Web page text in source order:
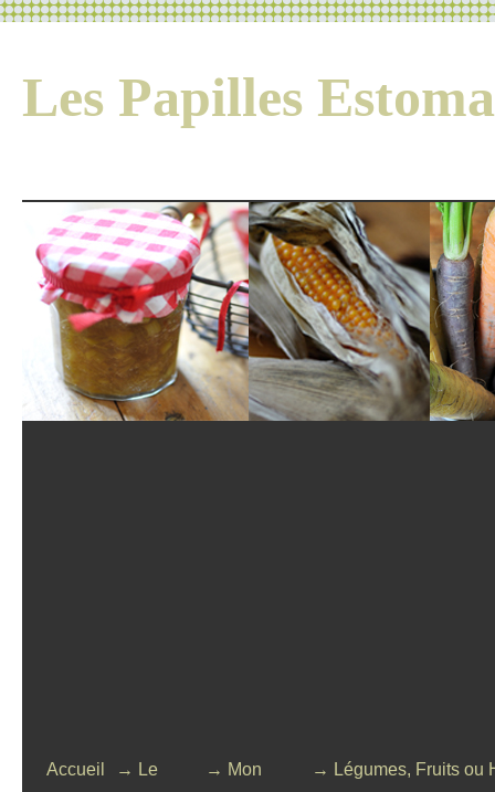
Les Papilles
Accueil
→ Le
→ Mon
→ Légumes, Fruits ou